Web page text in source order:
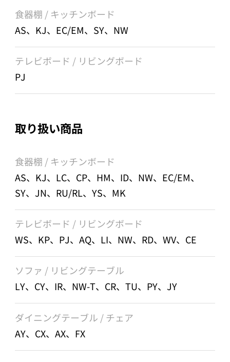
食器棚 / キッチンボード
AS、KJ、EC/EM、SY、NW
テレビボード / リビングボード
PJ
取り扱い商品
食器棚 / キッチンボード
AS、KJ、LC、CP、HM、ID、NW、EC/EM、
SY、JN、RU/RL、YS、MK
テレビボード / リビングボード
WS、KP、PJ、AQ、LI、NW、RD、WV、CE
ソファ / リビングテーブル
LY、CY、IR、NW-T、CR、TU、PY、JY
ダイニングテーブル / チェア
AY、CX、AX、FX